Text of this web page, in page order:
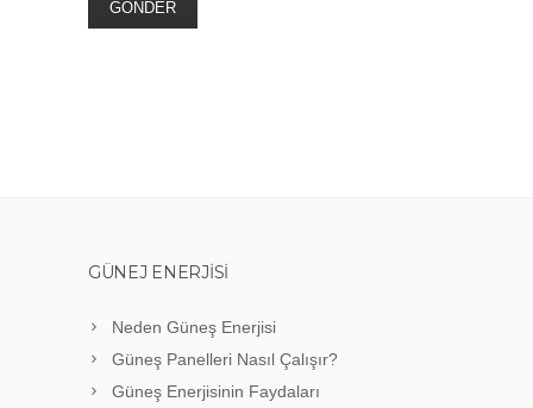
GÜNEJ ENERJISI
Neden Güneş Enerjisi
Güneş Panelleri Nasıl Çalışır?
Güneş Enerjisinin Faydaları